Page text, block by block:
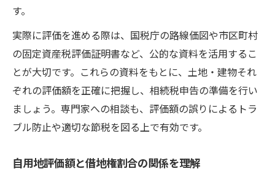
す。
実際に評価を進める際は、国税庁の路線価図や市区町村
の固定資産税評価証明書など、公的な資料を活用するこ
とが大切です。これらの資料をもとに、土地・建物それ
ぞれの評価額を正確に把握し、相続税申告の準備を行い
ましょう。専門家への相談も、評価額の誤りによるトラ
ブル防止や適切な節税を図る上で有効です。
自用地評価額と借地権割合の関係を理解